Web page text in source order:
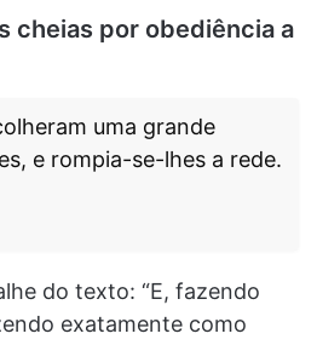
cheias por obediência a
uma grande
e rompia-se-lhes a rede.
do texto: “E, fazendo
exatamente como